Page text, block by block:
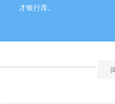
才银行库。